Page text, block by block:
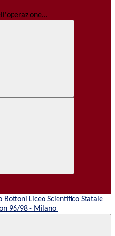
Liceo Scientifico Statale
96/98 - Milano